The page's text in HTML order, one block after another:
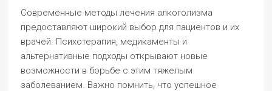
Современные методы лечения алкоголизма
предоставляют широкий выбор для пациентов и их
врачей. Психотерапия, медикаменты и
альтернативные подходы открывают новые
возможности в борьбе с этим тяжелым
заболеванием. Важно помнить, что успешное